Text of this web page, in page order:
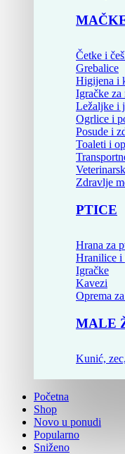
Četke i
Grebalice
Higijena i
Igračke za
Ležaljke i
Ogrlice i
Posude i
Toaleti i
Zdravlje
PTICE
Hrana za
Hranilice i
Igračke
Kavezi
Oprema
MALE
Kunić,
Početna
Shop
Novo u ponudi
Popularno
Sniženo